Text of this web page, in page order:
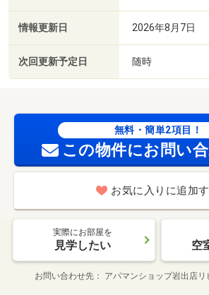
情報更新日 2026年8月7日
次回更新予定日 随時
無料・簡単2項目！
この物件にお問い
お気に入りに追加
実際にお部屋を
見学したい 空
お問い合わせ先 アパマンショップ岩出店リ